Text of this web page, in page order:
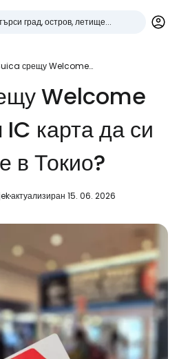
Suica срещу Welcome Suica: коя IC карта да си купите в Токио?
Welcome
карта да си
в Токио?
актуализиран 15. 06. 2026
Cestee
на туристите
с Google
с имейл